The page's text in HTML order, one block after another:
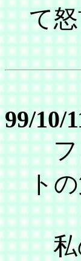
て
99/10/
フ
ト
私